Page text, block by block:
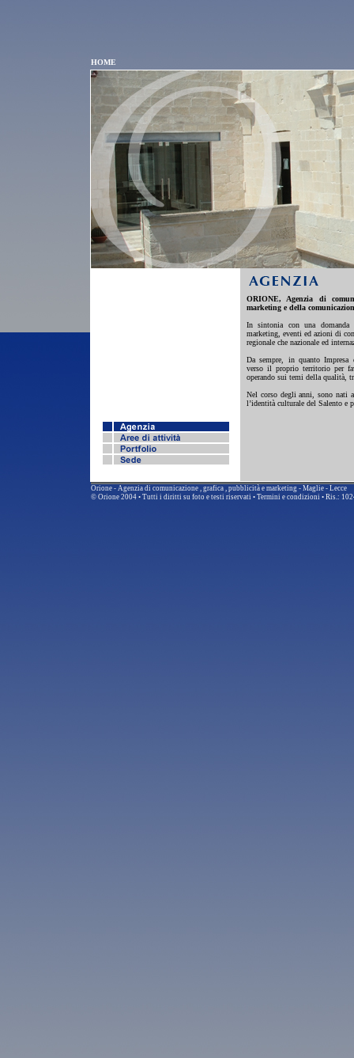
HOME
ORIONE, Agenzia di
marketing e della
In sintonia con una
marketing, eventi ed azioni di
regionale che nazionale ed
Da sempre, in quanto Impresa
verso il proprio territorio per
operando sui temi della qualità,
Nel corso degli anni, sono nati
l’identità culturale del Salento e
Orione - Agenzia di comunicazione , grafica , pubblicità e marketing - Maglie - Lecce
© Orione 2004 • Tutti i diritti su foto e testi riservati • Termini e condizioni • Ris.: